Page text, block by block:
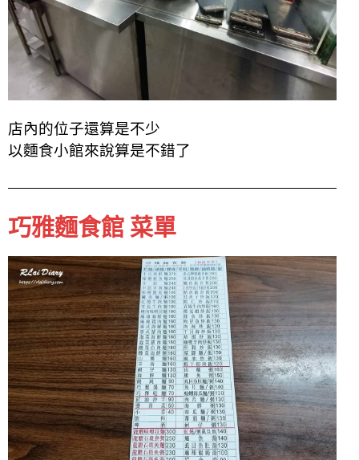
店內的位子還算是不少
以麵食小館來說算是不錯了
巧雅麵食館 菜單